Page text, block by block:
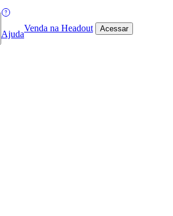
Ajuda
Venda na Headout Acessar